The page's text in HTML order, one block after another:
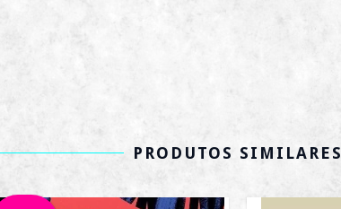
PRODUTOS SIMILARES